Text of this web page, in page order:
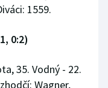
1559.
0:2)
35. Vodný - 22.
Wagner,